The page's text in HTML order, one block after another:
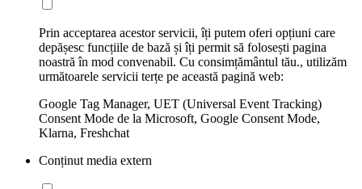
Prin acceptarea acestor servicii, îți putem oferi opțiuni care
depășesc funcțiile de bază și îți permit să folosești pagina
noastră în mod convenabil. Cu consimțământul tău., utilizăm
următoarele servicii terțe pe această pagină web:
Google Tag Manager, UET (Universal Event Tracking)
Consent Mode de la Microsoft, Google Consent Mode,
Klarna, Freshchat
Conținut media extern